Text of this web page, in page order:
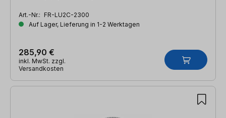
Art.-Nr.: FR-LU2C-2300
Auf Lager, Lieferung in 1-2 Werktagen
285,90 €
inkl. MwSt. zzgl.
Versandkosten